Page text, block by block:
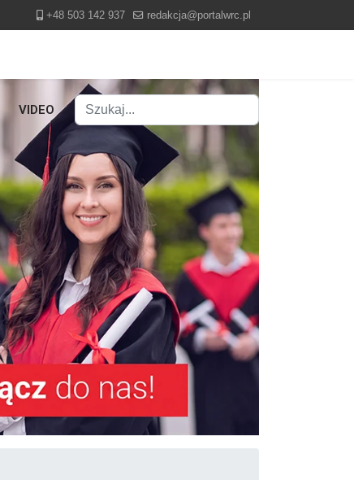
+48 503 142 937 redakcja@portalwrc.pl
VIDEO
Szukaj
Type 2 or more characters for results.